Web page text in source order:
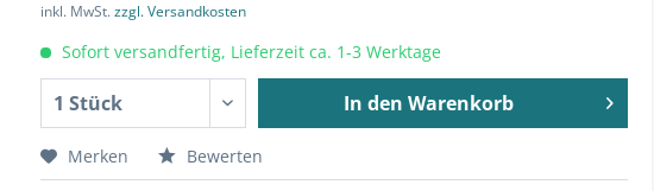
inkl. MwSt.zzgl. Versandkosten
Sofort versandfertig, Lieferzeit ca. 1-3 Werktage
In den Warenkorb
Merken Bewerten